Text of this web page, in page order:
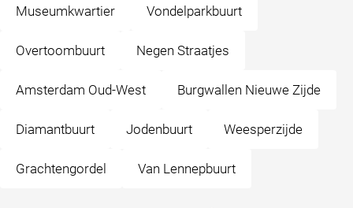
Museumkwartier Vondelparkbuurt
Overtoombuurt Negen Straatjes
Amsterdam Oud-West Burgwallen Nieuwe Zijde
Diamantbuurt Jodenbuurt Weesperzijde
Grachtengordel Van Lennepbuurt